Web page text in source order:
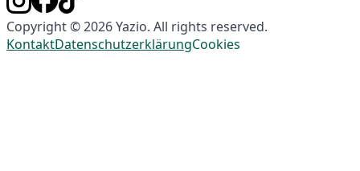
Copyright © 2026 Yazio. All rights reserved.
KontaktDatenschutzerklärungCookies